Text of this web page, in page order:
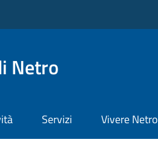
Netro
Servizi Vivere Netro